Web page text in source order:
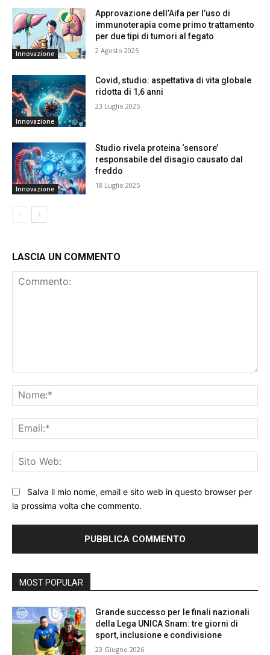
Innovazione
Approvazione dell’Aifa per l’uso di
immunoterapia come primo trattamento
per due tipi di tumori al fegato
2 Agosto 2025
Innovazione
Covid, studio: aspettativa di vita globale
ridotta di 1,6 anni
23 Luglio 2025
Innovazione
Studio rivela proteina ‘sensore’
responsabile del disagio causato dal
freddo
18 Luglio 2025
LASCIA UN COMMENTO
Salva il mio nome, email e sito web in questo browser per
la prossima volta che commento.
MOST POPULAR
Grande successo per le finali nazionali
della Lega UNICA Snam: tre giorni di
sport, inclusione e condivisione
23 Giugno 2026